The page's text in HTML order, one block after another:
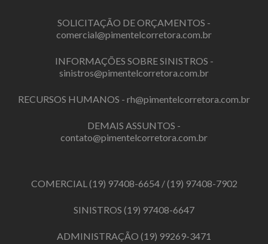
SOLICITAÇÃO DE ORÇAMENTOS -
comercial@pimentelcorretora.com.br
INFORMAÇÕES SOBRE SINISTROS -
sinistros@pimentelcorretora.com.br
RECURSOS HUMANOS - rh@pimentelcorretora.com.br
DEMAIS ASSUNTOS -
contato@pimentelcorretora.com.br
COMERCIAL(19) 97408-6654/(19) 97408-7902
SINISTROS (19) 97408-6647
ADMINISTRAÇÃO (19) 99269-3471